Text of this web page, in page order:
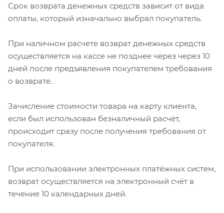
Срок возврата денежных средств зависит от вида
оплаты, который изначально выбрал покупатель.
При наличном расчете возврат денежных средств
осуществляется на кассе не позднее через через 10
дней после предъявления покупателем требования
о возврате.
Зачисление стоимости товара на карту клиента,
если был использован безналичный расчёт,
происходит сразу после получения требования от
покупателя.
При использовании электронных платёжных систем,
возврат осуществляется на электронный счёт в
течение 10 календарных дней.